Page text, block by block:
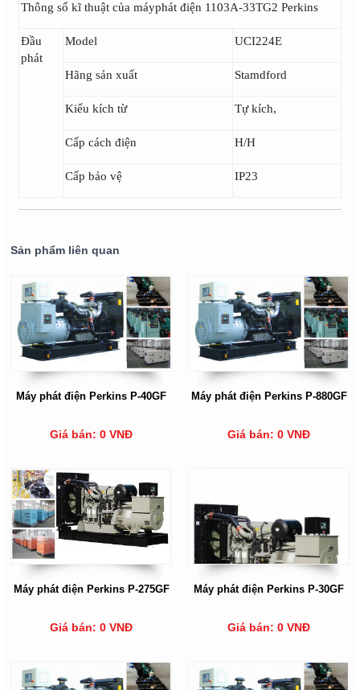
Thông số kĩ thuật của máyphát điện 1103A-33TG2 Perkins
Đầu
phát
Model UCI224E
Hãng sản xuất Stamdford
Kiểu kích từ Tự kích,
Cấp cách điện H/H
Cấp bảo vệ IP23
Sản phẩm liên quan
Máy phát điện Perkins P-40GF
Giá bán: 0 VNĐ
Máy phát điện Perkins P-880GF
Giá bán: 0 VNĐ
Máy phát điện Perkins P-275GF
Giá bán: 0 VNĐ
Máy phát điện Perkins P-30GF
Giá bán: 0 VNĐ